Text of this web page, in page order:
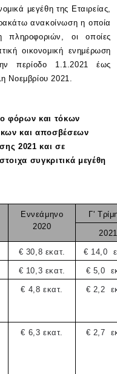
μεγέθη της Εταιρείας,
ανακοίνωση η οποία
πληροφοριών, οι οποίες
οικονομική ενημέρωση
περίοδο 1.1.2021 έως
Νοεμβρίου 2021.
φόρων και τόκων
και αποσβέσεων
2021 και σε
συγκριτικά μεγέθη
Εννεάμηνο
2020
Γ'
2021
€ 30,8 εκατ. € 14,0
€ 10,3 εκατ. € 5,0
€ 4,8 εκατ. € 2,2
€ 6,3 εκατ. € 2,7